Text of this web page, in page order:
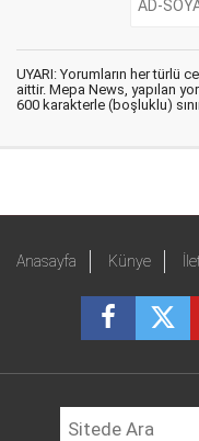
UYARI: Yorumların her türlü
aittir. Mepa News, yapılan
600 karakterle (boşluklu)
Anasayfa Künye